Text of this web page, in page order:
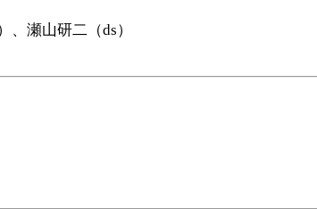
、瀬山研二（ds）